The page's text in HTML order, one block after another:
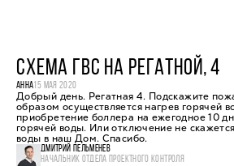
СХЕМА ГВС НА РЕГАТНОЙ, 4
АННА15 МАЯ 2020
Добрый день. Регатная 4. Подскажите
образом осуществляется нагрев горячей
приобретение боллера на ежегодное 10
горячей воды. Или отключение не
воды в наш Дом. Спасибо.
ДМИТРИЙ ПЕЛЬМЕНЕВ
НАЧАЛЬНИК ОТДЕЛА ПРОЕКТНОГО КОНТРОЛЯ